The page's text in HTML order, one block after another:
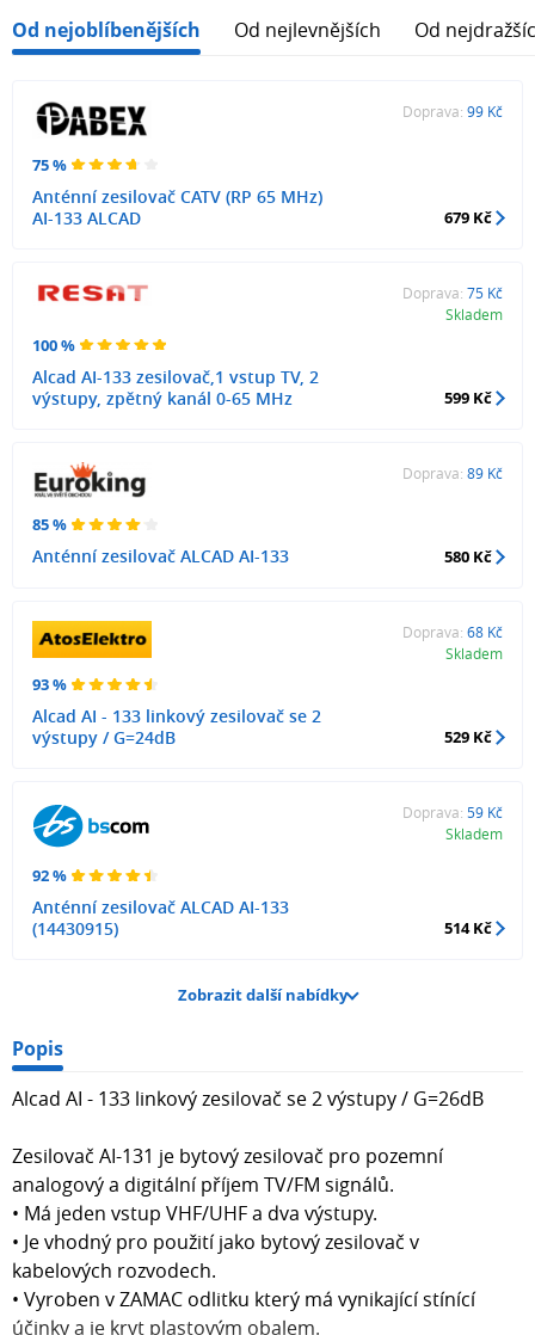
Od nejoblíbenějších Od nejlevnějších Od
75 %
Anténní zesilovač CATV (RP 65 MHz)
AI-133 ALCAD
Doprava: 99 Kč
679 Kč
100 %
Alcad AI-133 zesilovač,1 vstup TV, 2
výstupy, zpětný kanál 0-65 MHz
Doprava: 75 Kč
Skladem
599 Kč
85 %
Anténní zesilovač ALCAD AI-133
Doprava: 89 Kč
580 Kč
93 %
Alcad AI - 133 linkový zesilovač se 2
výstupy / G=24dB
Doprava: 68 Kč
Skladem
529 Kč
92 %
Anténní zesilovač ALCAD AI-133
(14430915)
Doprava: 59 Kč
Skladem
514 Kč
Zobrazit další nabídky
Popis
Alcad AI - 133 linkový zesilovač se 2 výstupy / G=26dB
Zesilovač AI-131 je bytový zesilovač pro pozemní
analogový a digitální příjem TV/FM signálů.
• Má jeden vstup VHF/UHF a dva výstupy.
• Je vhodný pro použití jako bytový zesilovač v
kabelových rozvodech.
• Vyroben v ZAMAC odlitku který má vynikající stínící
účinky a je kryt plastovým obalem.